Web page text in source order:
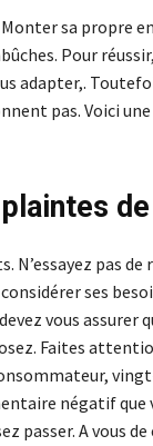
sa propre
Pour
adapter,.
pas. Voici
N’essayez pas
ses
vous assurer
Faites
négatif que
passer. A vous